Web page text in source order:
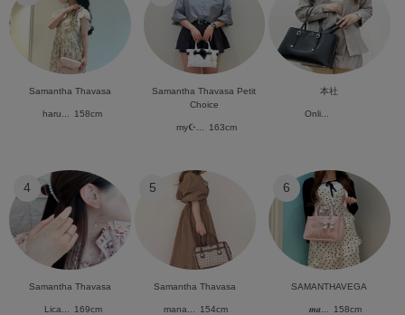
Samantha Thavasa
haru... 158cm
Samantha Thavasa Petit
Choice
my☪︎... 163cm
本社
Onli...
4
Samantha Thavasa
Lica... 169cm
5
Samantha Thavasa
mana... 154cm
6
SAMANTHAVEGA
𝒎𝒂... 158cm